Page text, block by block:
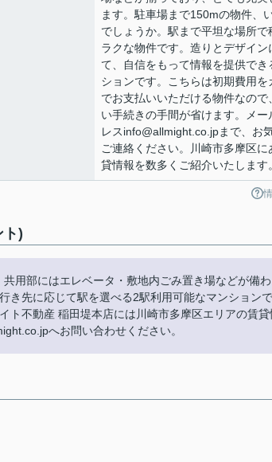
ます。駐車場まで150mの物件、
でしょうか。駅まで平坦な場所で
ラクな物件です。造りとデザイン
て、自信をもって情報を提供でき
ションです。こちらは初期費用を
でお支払いいただける物件なので
い手続きの手間が省けます。メー
レスinfo@allmight.co.jpまで、お
ご連絡ください。川崎市多摩区に
貸情報を数多くご紹介いたします。
ト)
用部にはエレベータ・敷地内ごみ置き場などが備わ
先に応じて駅を選べる2駅利用可能なマンションで
ト不動産 稲田堤本店には川崎市多摩区エリアの賃貸
へお問い合わせください。